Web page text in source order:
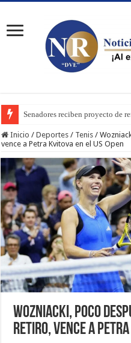
Senadores reciben proyecto de
Inicio / Deportes / Tenis /
vence a Petra Kvitova en el US Open
Wozniacki, poco
retiro, vence a Petra